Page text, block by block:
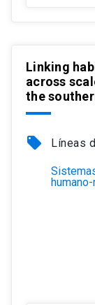
Linking
across
the
local_offer Líneas